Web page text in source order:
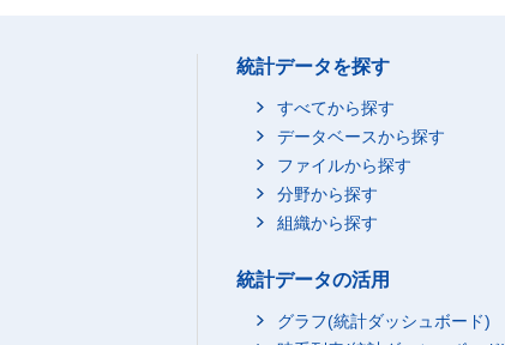
統計データを探す
すべてから探す
データベースから探す
ファイルから探す
分野から探す
組織から探す
統計データの活用
グラフ(統計ダッシュボード)